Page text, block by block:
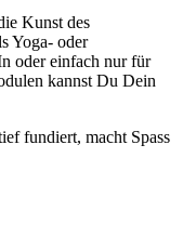
Kunst des
Yoga- oder
oder einfach nur für
kannst Du Dein
fundiert, macht Spass